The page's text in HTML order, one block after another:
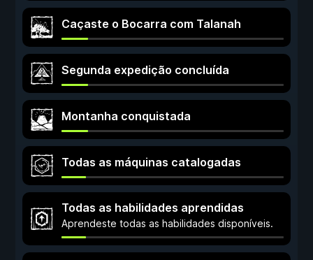
Caçaste o Bocarra com Talanah
Segunda expedição concluída
Montanha conquistada
Todas as máquinas catalogadas
Todas as habilidades aprendidas
Aprendeste todas as habilidades disponíveis.